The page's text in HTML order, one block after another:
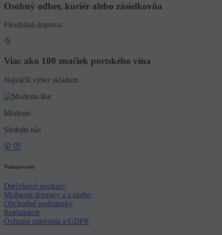
Osobný odber, kuriér alebo zásielkovňa
Flexibilná doprava
Viac ako 100 značiek portského vína
Najväčší výber skladom
Modesto
Sledujte nás
Nakupovanie
Darčekové poukazy
Možnosti dopravy a a platby
Obchodné podmienky
Reklamácie
Ochrana sukromia a GDPR